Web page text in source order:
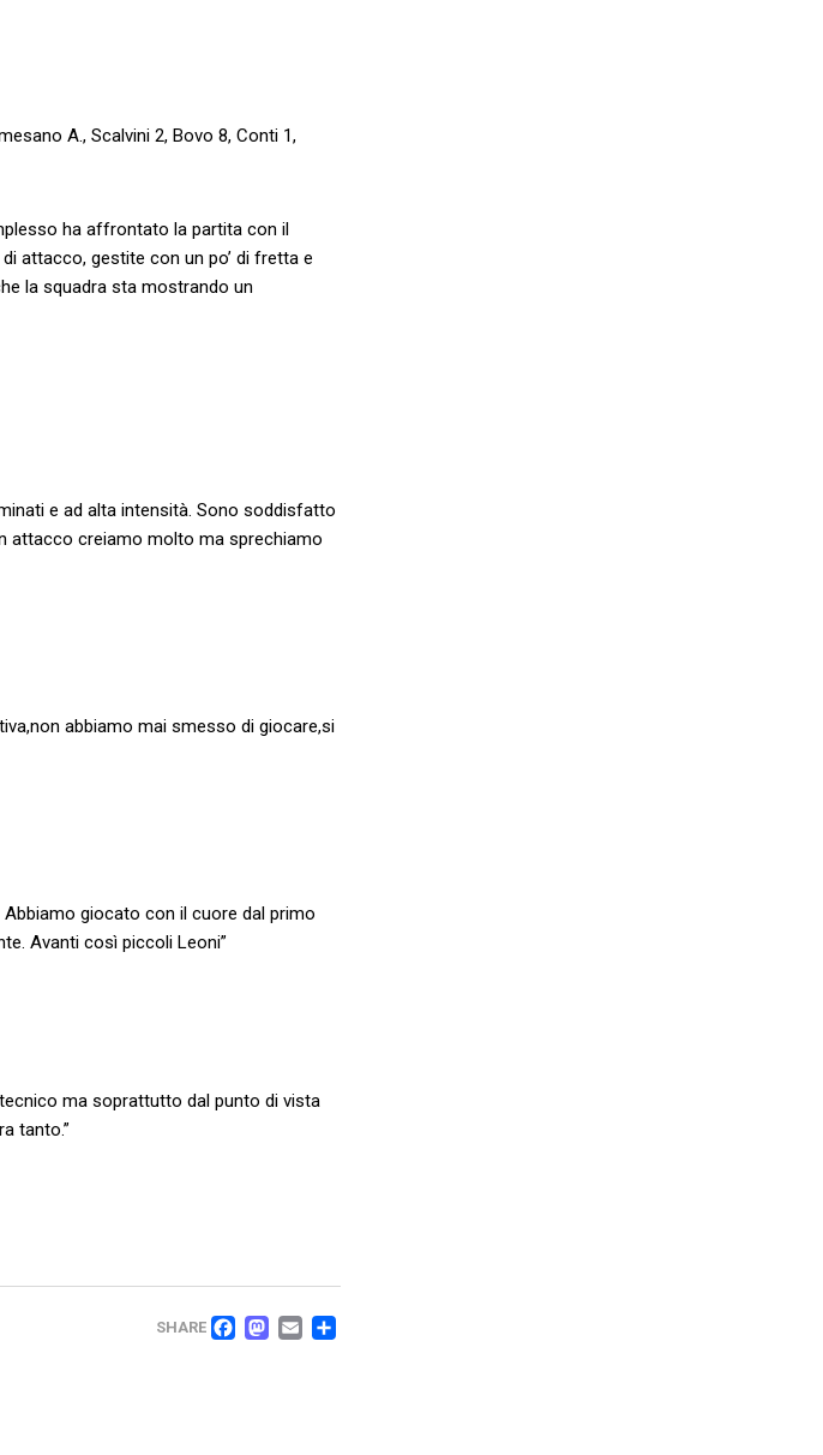
A., Scalvini 2, Bovo 8, Conti 1,
ha affrontato la partita con il
attacco, gestite con un po’ di fretta e
la squadra sta mostrando un
e ad alta intensità. Sono soddisfatto
attacco creiamo molto ma sprechiamo
abbiamo mai smesso di giocare,si
giocato con il cuore dal primo
Avanti così piccoli Leoni”
ma soprattutto dal punto di vista
tanto.”
SHARE FACEBOOK
MASTODON
EMAIL